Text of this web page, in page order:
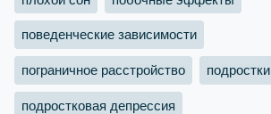
поведенческие зависимости
пограничное расстройство подростки
подростковая депрессия